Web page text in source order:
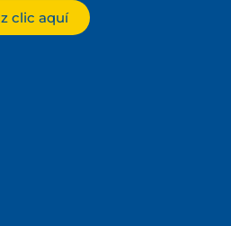
clic aquí